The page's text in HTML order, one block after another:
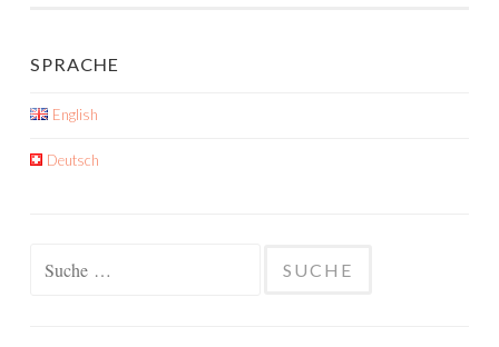
SPRACHE
English
Deutsch